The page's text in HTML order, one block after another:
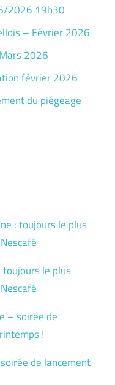
2026 19h30
– Février 2026
2026
février 2026
du piégeage
: toujours le plus
toujours le plus
– soirée de
!
de lancement